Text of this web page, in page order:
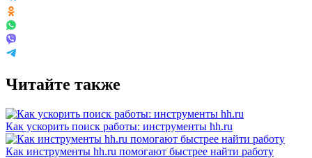
Читайте также
Как ускорить поиск работы: инструменты hh.ru
Как инструменты hh.ru помогают быстрее найти работу